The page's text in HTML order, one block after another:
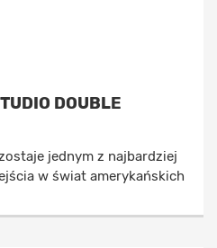
DOUBLE
jednym z najbardziej
w świat amerykańskich